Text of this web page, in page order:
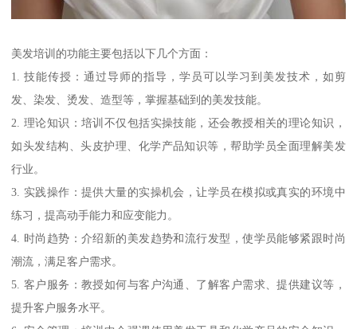
美发培训的功能主要包括以下几个方面：
1. 技能传授：通过导师的指导，学员可以学习到美发技术，如剪
发、染发、烫发、造型等，掌握基础到的美发技能。
2. 理论知识：培训不仅包括实操技能，还会教授相关的理论知识，
如头发结构、头皮护理、化学产品知识等，帮助学员全面理解美发
行业。
3. 实践操作：提供大量的实操机会，让学员在模拟或真实的环境中
练习，提高动手能力和应变能力。
4. 时尚趋势：介绍新的美发趋势和流行发型，使学员能够紧跟时尚
潮流，满足客户需求。
5. 客户服务：教授如何与客户沟通、了解客户需求、提供建议等，
提升客户服务水平。